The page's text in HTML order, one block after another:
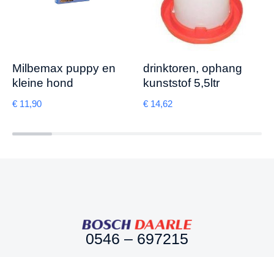
Milbemax puppy en
kleine hond
€ 11,90
drinktoren, ophang
kunststof 5,5ltr
€ 14,62
0546 – 697215